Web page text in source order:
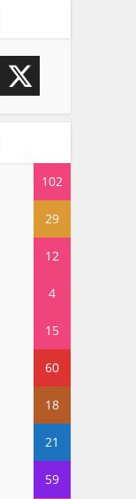
102
29
12
4
15
60
18
21
59